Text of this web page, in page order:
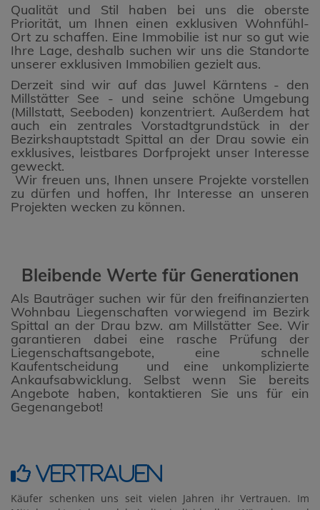
Qualität und Stil haben bei uns die oberste
Priorität, um Ihnen einen exklusiven Wohnfühl-
Ort zu schaffen. Eine Immobilie ist nur so gut wie
Ihre Lage, deshalb suchen wir uns die Standorte
unserer exklusiven Immobilien gezielt aus.
Derzeit sind wir auf das Juwel Kärntens - den
Millstätter See - und seine schöne Umgebung
(Millstatt, Seeboden) konzentriert. Außerdem hat
auch ein zentrales Vorstadtgrundstück in der
Bezirkshauptstadt Spittal an der Drau sowie ein
exklusives, leistbares Dorfprojekt unser Interesse
geweckt.
Wir freuen uns, Ihnen unsere Projekte vorstellen
zu dürfen und hoffen, Ihr Interesse an unseren
Projekten wecken zu können.
Bleibende Werte für Generationen
Als Bauträger suchen wir für den freifinanzierten
Wohnbau Liegenschaften vorwiegend im Bezirk
Spittal an der Drau bzw. am Millstätter See. Wir
garantieren dabei eine rasche Prüfung der
Liegenschaftsangebote, eine schnelle
Kaufentscheidung und eine unkomplizierte
Ankaufsabwicklung. Selbst wenn Sie bereits
Angebote haben, kontaktieren Sie uns für ein
Gegenangebot!
Vertrauen
Käufer schenken uns seit vielen Jahren ihr Vertrauen. Im